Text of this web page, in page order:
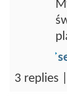
3 replies